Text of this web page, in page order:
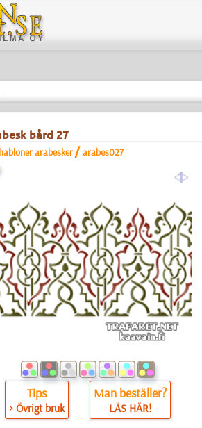
|
bård 27
arabesker /arabes027
a
Tips
> Övrigt bruk
Man beställer?
LÄS HÄR!